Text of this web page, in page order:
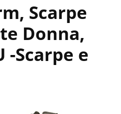
Scarpe
Donna,
-Scarpe e